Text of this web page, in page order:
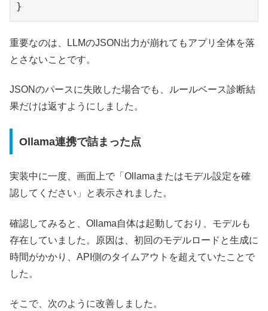
}
重要なのは、LLMのJSON出力が崩れてもアプリ全体を落
とさないことです。
JSONのパースに失敗した場合でも、ルールベース診断結
果だけは返すようにしました。
Ollama連携で詰まった点
実装中に一度、画面上で「Ollamaまたはモデル設定を確
認してください」と表示されました。
確認してみると、Ollama自体は起動しており、モデルも
存在していました。原因は、初回のモデルロードと生成に
時間がかかり、API側のタイムアウトを超えていたことで
した。
そこで、次のように改善しました。